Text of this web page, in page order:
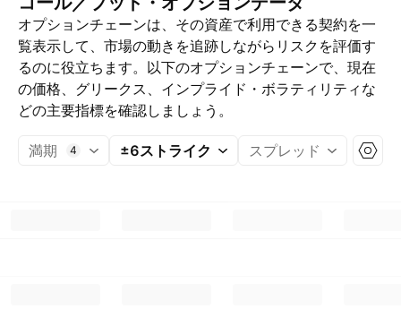
オプションチェーンは、その資産で利用できる契約を一
覧表示して、市場の動きを追跡しながらリスクを評価す
るのに役立ちます。以下のオプションチェーンで、現在
の価格、グリークス、インプライド・ボラティリティな
どの主要指標を確認しましょう。
満期 4 ±6ストライク スプレッド